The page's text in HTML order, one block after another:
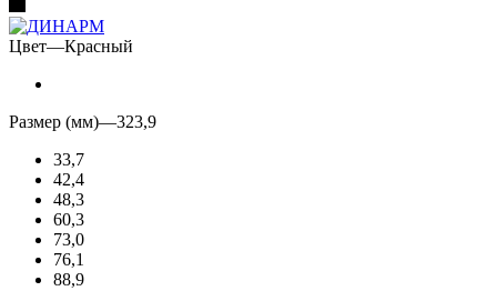
Цвет—Красный
Размер (мм)—323,9
33,7
42,4
48,3
60,3
73,0
76,1
88,9